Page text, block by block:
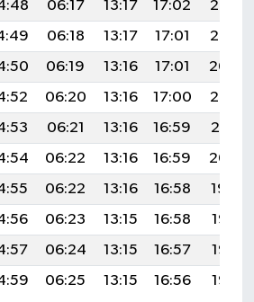
06:17 13:17 17:02
20:06
06:18 13:17 17:01
20:05
06:19 13:16 17:01
20:04
06:20 13:16 17:00
20:03
06:21 13:16 16:59
20:01
06:22 13:16 16:59
20:00
06:22 13:16 16:58
19:59
06:23 13:15 16:58
19:57
06:24 13:15 16:57
19:56
06:25 13:15 16:56 19:55